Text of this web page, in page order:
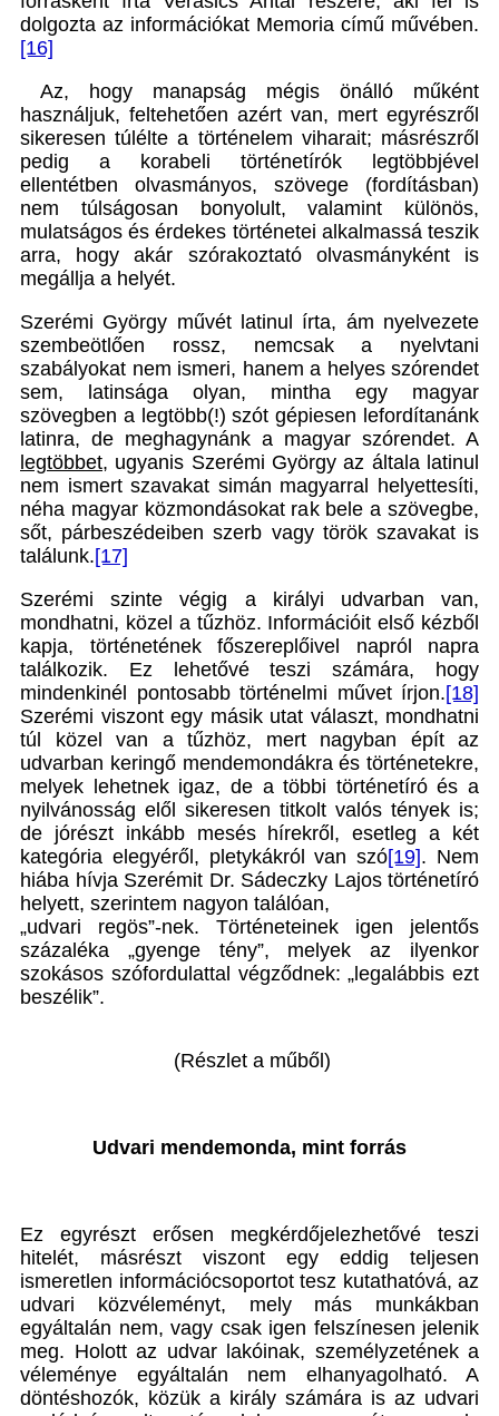
dolgozta az információkat Memoria című művében.
[16]
Az, hogy manapság mégis önálló műként
használjuk, feltehetően azért van, mert egyrészről
sikeresen túlélte a történelem viharait; másrészről
pedig a korabeli történetírók legtöbbjével
ellentétben olvasmányos, szövege (fordításban)
nem túlságosan bonyolult, valamint különös,
mulatságos és érdekes történetei alkalmassá teszik
arra, hogy akár szórakoztató olvasmányként is
megállja a helyét.
Szerémi György művét latinul írta, ám nyelvezete
szembeötlően rossz, nemcsak a nyelvtani
szabályokat nem ismeri, hanem a helyes szórendet
sem, latinsága olyan, mintha egy magyar
szövegben a legtöbb(!) szót gépiesen lefordítanánk
latinra, de meghagynánk a magyar szórendet. A
legtöbbet, ugyanis Szerémi György az általa latinul
nem ismert szavakat simán magyarral helyettesíti,
néha magyar közmondásokat rak bele a szövegbe,
sőt, párbeszédeiben szerb vagy török szavakat is
találunk.[17]
Szerémi szinte végig a királyi udvarban van,
mondhatni, közel a tűzhöz. Információit első kézből
kapja, történetének főszereplőivel napról napra
találkozik. Ez lehetővé teszi számára, hogy
mindenkinél pontosabb történelmi művet írjon.[18]
Szerémi viszont egy másik utat választ, mondhatni
túl közel van a tűzhöz, mert nagyban épít az
udvarban keringő mendemondákra és történetekre,
melyek lehetnek igaz, de a többi történetíró és a
nyilvánosság elől sikeresen titkolt valós tények is;
de jórészt inkább mesés hírekről, esetleg a két
kategória elegyéről, pletykákról van szó[19]. Nem
hiába hívja Szerémit Dr. Sádeczky Lajos történetíró
helyett, szerintem nagyon találóan,
„udvari regös”-nek. Történeteinek igen jelentős
százaléka „gyenge tény”, melyek az ilyenkor
szokásos szófordulattal végződnek: „legalábbis ezt
beszélik”.
(Részlet a műből)
Udvari mendemonda, mint forrás
Ez egyrészt erősen megkérdőjelezhetővé teszi
hitelét, másrészt viszont egy eddig teljesen
ismeretlen információcsoportot tesz kutathatóvá, az
udvari közvéleményt, mely más munkákban
egyáltalán nem, vagy csak igen felszínesen jelenik
meg. Holott az udvar lakóinak, személyzetének a
véleménye egyáltalán nem elhanyagolható. A
döntéshozók, közük a király számára is az udvari